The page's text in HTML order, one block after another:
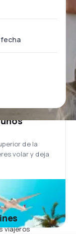
de la
volar y deja
viajeros